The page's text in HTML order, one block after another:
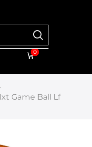
0
Game Ball Lf